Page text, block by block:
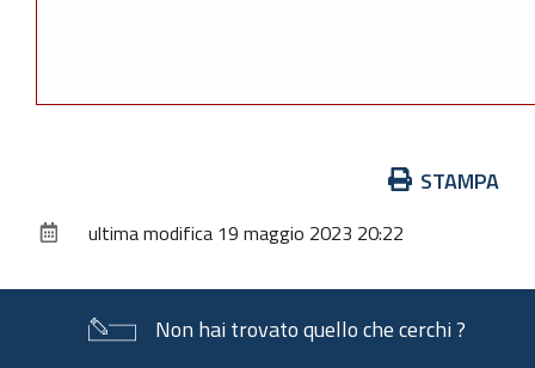
documento
STAMPA
ultima modifica 19 maggio 2023 20:22
Non hai trovato quello che cerchi ?